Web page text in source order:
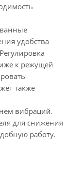
удобства
к режущей
также
вибраций.
для снижения
работу.